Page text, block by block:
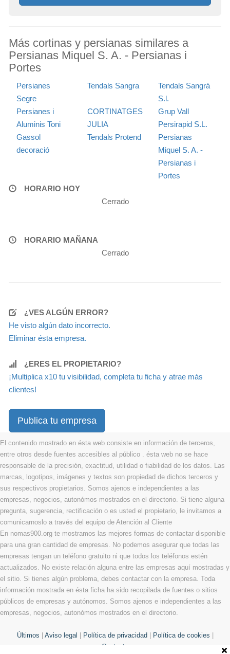
Más cortinas y persianas similares a
Persianas Miquel S. A. - Persianas i
Portes
Persianes
Segre
Tendals Sangra
Tendals Sangrá
S.l.
Persianes i
Aluminis Toni
CORTINATGES
JULIA
Grup Vall
Persirapid S.L.
Gassol
decoració
Tendals Protend
Persianas
Miquel S. A. -
Persianas i
Portes
HORARIO HOY
Cerrado
HORARIO MAÑANA
Cerrado
¿VES ALGÚN ERROR?
He visto algún dato incorrecto.
Eliminar ésta empresa.
¿ERES EL PROPIETARIO?
¡Multiplica x10 tu visibilidad, completa tu ficha y atrae más
clientes!
Publica tu empresa
El contenido mostrado en ésta web consiste en información de terceros,
entre otros desde fuentes accesibles al público . ésta web no se hace
responsable de la precisión, exactitud, utilidad o fiabilidad de los datos. Las
marcas, logotipos, imágenes y textos son propiedad de dichos terceros y
sus respectivos propietarios. Somos ajenos e independientes a las
empresas, negocios, autonómos mostrados en el directorio. Si tiene alguna
pregunta, sugerencia, rectificación o es usted el propietario, le invitamos a
comunicarnoslo a través del equipo de Atención al Cliente
En nomas900.org te mostramos las mejores formas de contactar disponible
para una gran cantidad de empresas. No podemos asegurar que todas las
empresas tengan un teléfono gratuito ni que todos los teléfonos estén
actualizados. No existe relación alguna entre las empresas aquí mostradas y
el sitio. Si tienes algún problema, debes contactar con la empresa. Toda
información mostrada en ésta ficha ha sido recopilada de fuentes o sitios
públicos de empresas y autónomos. Somos ajenos e independientes a las
empresas, negocios, autonómos mostrados en el directorio.
Últimos Aviso legal Política de privacidad Política de cookies
Contacto